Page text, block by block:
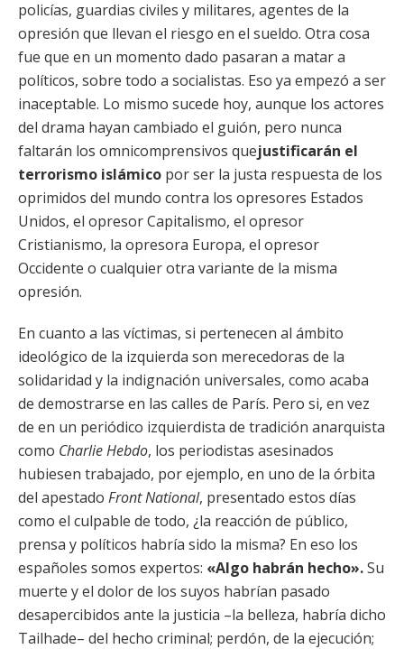
policías, guardias civiles y militares, agentes de la
opresión que llevan el riesgo en el sueldo. Otra cosa
fue que en un momento dado pasaran a matar a
políticos, sobre todo a socialistas. Eso ya empezó a ser
inaceptable. Lo mismo sucede hoy, aunque los actores
del drama hayan cambiado el guión, pero nunca
faltarán los omnicomprensivos quejustificarán el
terrorismo islámico por ser la justa respuesta de los
oprimidos del mundo contra los opresores Estados
Unidos, el opresor Capitalismo, el opresor
Cristianismo, la opresora Europa, el opresor
Occidente o cualquier otra variante de la misma
opresión.
En cuanto a las víctimas, si pertenecen al ámbito
ideológico de la izquierda son merecedoras de la
solidaridad y la indignación universales, como acaba
de demostrarse en las calles de París. Pero si, en vez
de en un periódico izquierdista de tradición anarquista
como Charlie Hebdo, los periodistas asesinados
hubiesen trabajado, por ejemplo, en uno de la órbita
del apestado Front National, presentado estos días
como el culpable de todo, ¿la reacción de público,
prensa y políticos habría sido la misma? En eso los
españoles somos expertos: «Algo habrán hecho».Su
muerte y el dolor de los suyos habrían pasado
desapercibidos ante la justicia –la belleza, habría dicho
Tailhade– del hecho criminal; perdón, de la ejecución;